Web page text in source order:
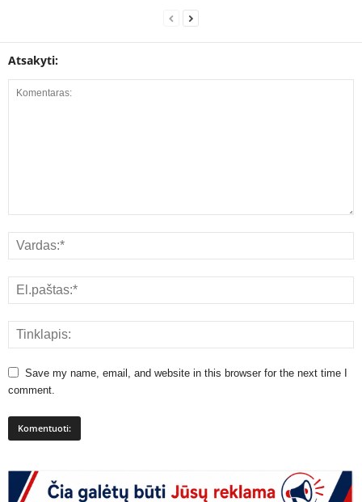
Atsakyti:
Save my name, email, and website in this browser for the next time I
comment.